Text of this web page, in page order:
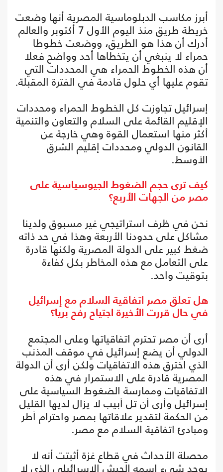
أبرز مكاسب الدبلوماسية المصرية أنها وضعت
خريطة طريق منذ اليوم الأول 7 أكتوبر والعالم
أدرك أن هذا هو الطريق، ووضعت خطوطا
حمراء لا ينبغي أن يتخطاها أحد وواضح فعلا
أن هذه الخطوط الحمراء هي المحددات التي
تقوم عليها أي حلول قادمة في الفترة المقبلة.
إسرائيل تجاوزت كل الخطوط الحمراء ومحددات
الإقليم القائمة على السلام والتعاون والتنمية
أكثر منها استعمال القوة وهي خارجة عن
القانون الدولي ومحددات إقليم الشرق
الأوسط.
كيف ترى حجم الضغوط الجيوسياسية على
مصر من الجهات الأربع؟
نحن في ظرف استراتيجي غير مسبوق ولدينا
مشاكل على حدودنا الأربعة وهذا في حد ذاته
ضغط كبير على الدولة المصرية ولكنها قادرة
على التعامل مع هذه المخاطر بكل كفاءة
بتوقيت واحد.
هل تعلق مصر اتفاقية السلام مع إسرائيل
في حال قررت الأخيرة اجتياح رفح بريا؟
أرى أن مصر تحترم اتفاقياتها وعلى المجتمع
الدولي أن يضع إسرائيل في موقف المذنب
الذي اخترق هذه الاتفاقيات ولكن أرى أن الدولة
المصرية قادرة على الاستمرار في هذه
الاتفاقيات وممارسة الضغوط السياسية على
إسرائيل وأرى أن تل أبيب لا يزال لديها القليل
من الحكمة لتقدير علاقاتها بمصر واحترام أطر
ومبادئ اتفاقية السلام مع مصر.
محصلة الأحداث في قطاع غزة أثبتت أنه لا
يوجد شيء اسمه الجيش الإسرائيلي الذي لا